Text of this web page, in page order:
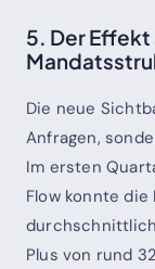
5. Der Effekt
Die neue
Anfragen,
Im ersten
Flow konnte
Plus von rund